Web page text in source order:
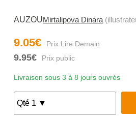
AUZOUMirtalipova Dinara
9.05€
9.95€
Livraison sous 3 à 8 jours ouvrés